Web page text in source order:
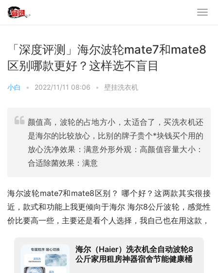
「深度评测」海尔波轮mate7和mate8
区别哪款更好？这样选不盲目
小白 • 2022/11/11 08:06 • 壁挂洗衣机
颜值高，波轮的占地方小，太适合了，买洗衣机还
是海尔的比较放心，比别的牌子贵个*块钱买个用的
放心洗净效果：满意外形外观：高颜值容量大小：
合适除菌效果：满意
海尔波轮mate7和mate8区别？ 哪个好？这两款其实很接
近，款式和功能上我更倾向于海尔 海尔8公斤波轮，感觉性
价比要高一些，主要还是看个人选择，我自己也在用这款，
海尔（Haier）洗衣机全自动波轮8
公斤家用租房神器宿舍节能健康桶